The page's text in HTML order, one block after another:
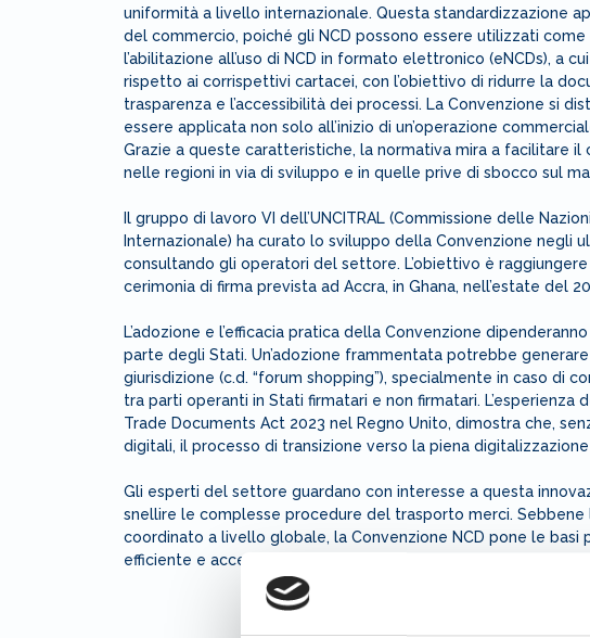
uniformità a livello internazionale. Questa standardizzazione
del commercio, poiché gli NCD possono essere utilizzati
l’abilitazione all’uso di NCD in formato elettronico (eNCDs), a
rispetto ai corrispettivi cartacei, con l’obiettivo di ridurre la
trasparenza e l’accessibilità dei processi. La Convenzione si
essere applicata non solo all’inizio di un’operazione
Grazie a queste caratteristiche, la normativa mira a facilitare
nelle regioni in via di sviluppo e in quelle prive di sbocco sul
Il gruppo di lavoro VI dell’UNCITRAL (Commissione delle
Internazionale) ha curato lo sviluppo della Convenzione negli
consultando gli operatori del settore. L’obiettivo è
cerimonia di firma prevista ad Accra, in Ghana, nell’estate del
L’adozione e l’efficacia pratica della Convenzione
parte degli Stati. Un’adozione frammentata potrebbe
giurisdizione (c.d. “forum shopping”), specialmente in caso di
tra parti operanti in Stati firmatari e non firmatari. L’esperienza
Trade Documents Act 2023 nel Regno Unito, dimostra che,
digitali, il processo di transizione verso la piena
Gli esperti del settore guardano con interesse a questa
snellire le complesse procedure del trasporto merci. Sebbene
coordinato a livello globale, la Convenzione NCD pone le basi
efficiente e accessibile, allineando le pratiche legali alle